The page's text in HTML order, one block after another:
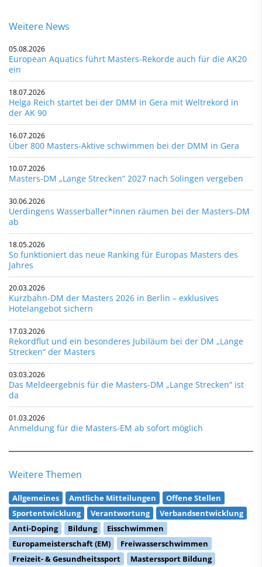
Weitere News
05.08.2026
European Aquatics führt Masters-Rekorde auch für die AK20
ein
18.07.2026
Helga Reich startet bei der DMM in Gera mit Weltrekord in
der AK 90
16.07.2026
Über 800 Masters-Aktive schwimmen bei der DMM in Gera
10.07.2026
Masters-DM „Lange Strecken“ 2027 nach Solingen vergeben
30.06.2026
Uerdingens Wasserballer*innen räumen bei der Masters-DM
ab
18.05.2026
So funktioniert das neue Ranking für Europas Masters des
Jahres
20.03.2026
Kurzbahn-DM der Masters 2026 in Berlin – exklusives
Hotelangebot sichern
17.03.2026
Rekordflut und ein besonderes Jubiläum bei der DM „Lange
Strecken“ der Masters
03.03.2026
Das Meldeergebnis für die Masters-DM „Lange Strecken“ ist
da
01.03.2026
Anmeldung für die Masters-EM ab sofort möglich
Weitere Themen
Allgemeines Amtliche Mitteilungen
Offene Stellen
Sportentwicklung
Verantwortung
Verbandsentwicklung
Anti-Doping
Bildung
Eisschwimmen
Europameisterschaft (EM)
Freiwasserschwimmen
Freizeit- & Gesundheitssport
Masterssport Bildung